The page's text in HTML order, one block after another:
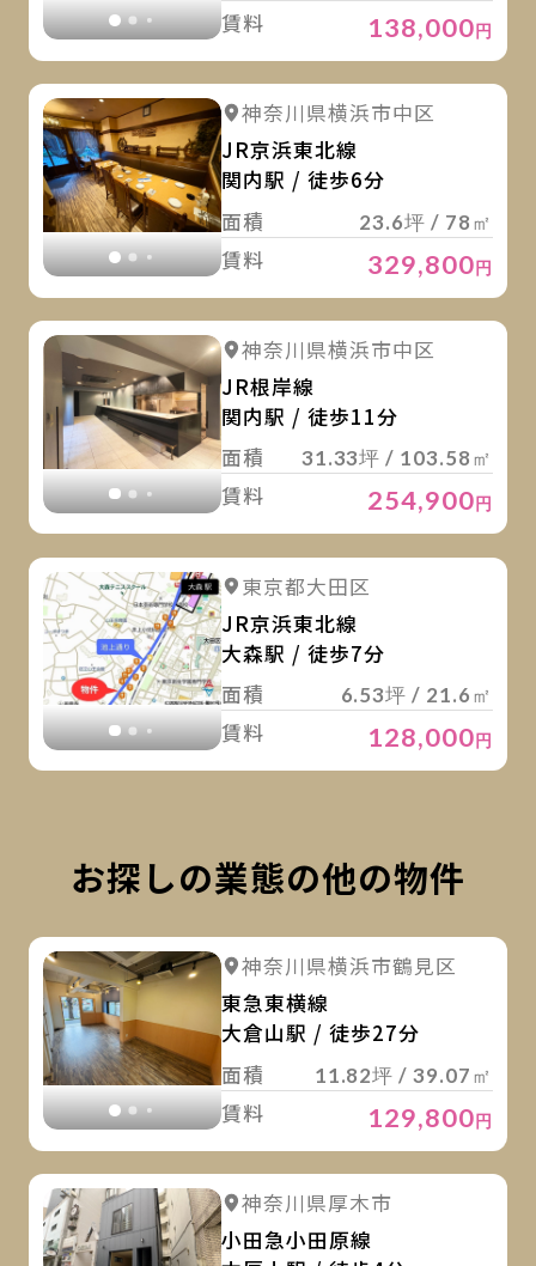
賃料 138,000円
詳細を見る 詳細を見る
神奈川県横浜市中区
JR京浜東北線
関内駅 / 徒歩6分
面積
23.6坪 / 78㎡
賃料 329,800円
詳細を見る 詳細を見る
神奈川県横浜市中区
JR根岸線
関内駅 / 徒歩11分
面積
31.33坪 / 103.58㎡
賃料 254,900円
詳細を見る
東京都大田区
JR京浜東北線
大森駅 / 徒歩7分
面積
6.53坪 / 21.6㎡
賃料 128,000円
お探しの業態の他の物件
詳細を見る 詳細を見る
神奈川県横浜市鶴見区
東急東横線
大倉山駅 / 徒歩27分
面積
11.82坪 / 39.07㎡
賃料 129,800円
詳細を見る
神奈川県厚木市
小田急小田原線